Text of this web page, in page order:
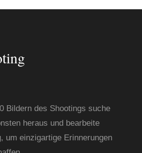
Bildern des Shootings suche
heraus und bearbeite
um einzigartige Erinnerungen